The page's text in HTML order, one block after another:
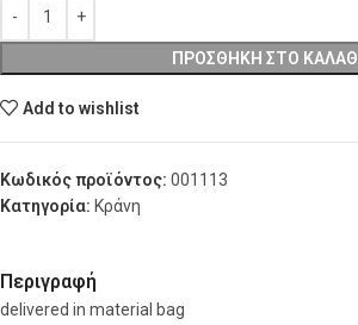
ΠΡΟΣΘΉΚΗ ΣΤΟ ΚΑΛΆΘΙ
Add to wishlist
Κωδικός προϊόντος: 001113
Κατηγορία: Κράνη
Περιγραφή
delivered in material bag